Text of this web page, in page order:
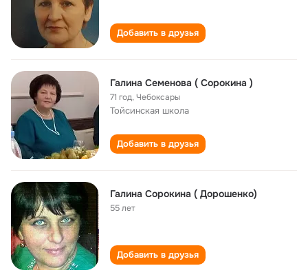
Добавить в друзья
Галина Семенова ( Сорокина )
71 год,Чебоксары
Тойсинская школа
Добавить в друзья
Галина Сорокина ( Дорошенко)
55 лет
Добавить в друзья